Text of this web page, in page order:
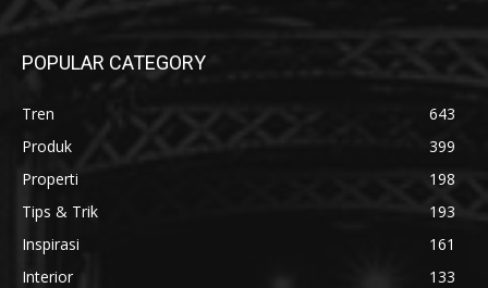
POPULAR CATEGORY
Tren
643
Produk
399
Properti
198
Tips & Trik
193
Inspirasi
161
Interior
133